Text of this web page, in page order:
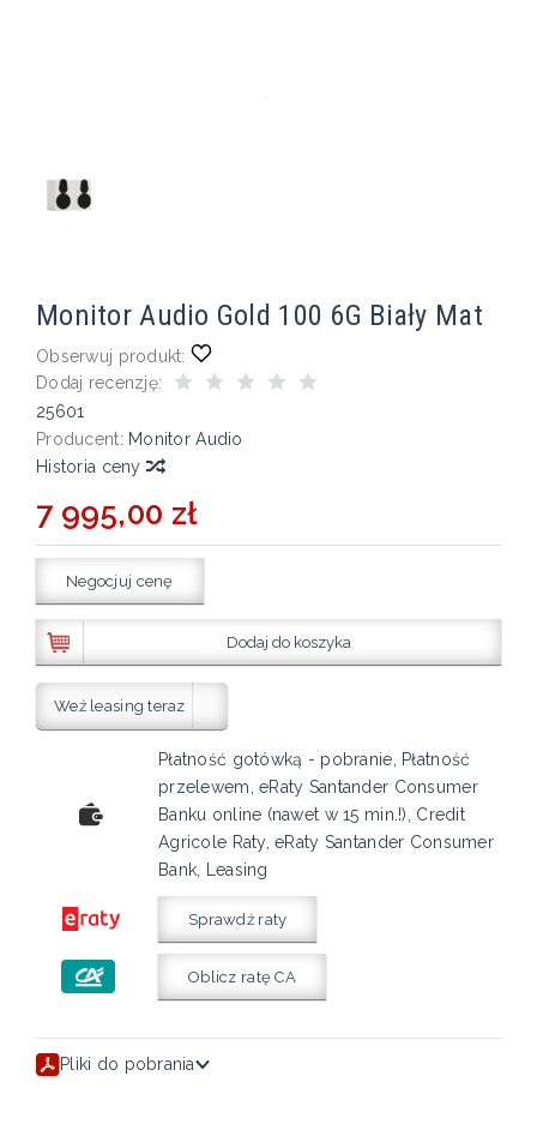
Monitor Audio Gold 100 6G Biały Mat
Obserwuj produkt:
Dodaj recenzję:
25601
Producent: Monitor Audio
Historia ceny
7 995,00 zł
Negocjuj cenę
Dodaj do koszyka
Weź leasing teraz
Płatność gotówką - pobranie, Płatność
przelewem, eRaty Santander Consumer
Banku online (nawet w 15 min.!), Credit
Agricole Raty, eRaty Santander Consumer
Bank, Leasing
Sprawdź raty
Oblicz ratę CA
Pliki do pobrania